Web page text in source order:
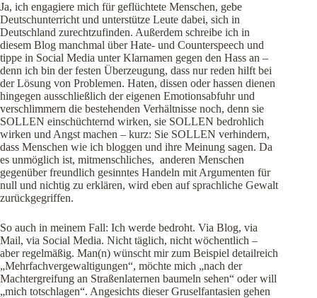
Ja, ich engagiere mich für geflüchtete Menschen, gebe
Deutschunterricht und unterstütze Leute dabei, sich in
Deutschland zurechtzufinden. Außerdem schreibe ich in
diesem Blog manchmal über Hate- und Counterspeech und
tippe in Social Media unter Klarnamen gegen den Hass an –
denn ich bin der festen Überzeugung, dass nur reden hilft bei
der Lösung von Problemen. Haten, dissen oder hassen dienen
hingegen ausschließlich der eigenen Emotionsabfuhr und
verschlimmern die bestehenden Verhältnisse noch, denn sie
SOLLEN einschüchternd wirken, sie SOLLEN bedrohlich
wirken und Angst machen – kurz: Sie SOLLEN verhindern,
dass Menschen wie ich bloggen und ihre Meinung sagen. Da
es unmöglich ist, mitmenschliches, anderen Menschen
gegenüber freundlich gesinntes Handeln mit Argumenten für
null und nichtig zu erklären, wird eben auf sprachliche Gewalt
zurückgegriffen.
So auch in meinem Fall: Ich werde bedroht. Via Blog, via
Mail, via Social Media. Nicht täglich, nicht wöchentlich –
aber regelmäßig. Man(n) wünscht mir zum Beispiel detailreich
„Mehrfachvergewaltigungen“, möchte mich „nach der
Machtergreifung an Straßenlaternen baumeln sehen“ oder will
„mich totschlagen“. Angesichts dieser Gruselfantasien gehen